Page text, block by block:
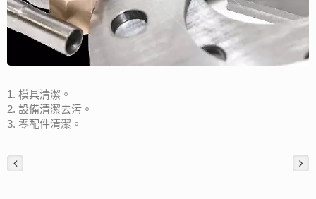
1. 模具清潔。
2. 設備清潔去污。
3. 零配件清潔。